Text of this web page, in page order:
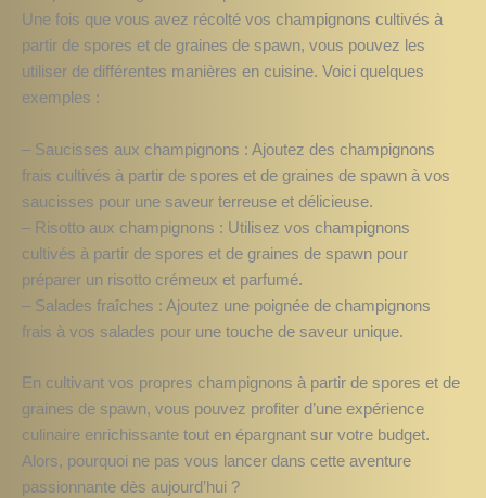
Une fois que vous avez récolté vos champignons cultivés à
partir de spores et de graines de spawn, vous pouvez les
utiliser de différentes manières en cuisine. Voici quelques
exemples :
– Saucisses aux champignons : Ajoutez des champignons
frais cultivés à partir de spores et de graines de spawn à vos
saucisses pour une saveur terreuse et délicieuse.
– Risotto aux champignons : Utilisez vos champignons
cultivés à partir de spores et de graines de spawn pour
préparer un risotto crémeux et parfumé.
– Salades fraîches : Ajoutez une poignée de champignons
frais à vos salades pour une touche de saveur unique.
En cultivant vos propres champignons à partir de spores et de
graines de spawn, vous pouvez profiter d’une expérience
culinaire enrichissante tout en épargnant sur votre budget.
Alors, pourquoi ne pas vous lancer dans cette aventure
passionnante dès aujourd’hui ?